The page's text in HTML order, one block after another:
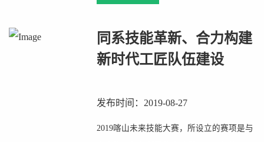
同系技能革新、合力构建
新时代工匠队伍建设
发布时间：2019-08-27
2019喀山未来技能大赛，所设立的赛项是与